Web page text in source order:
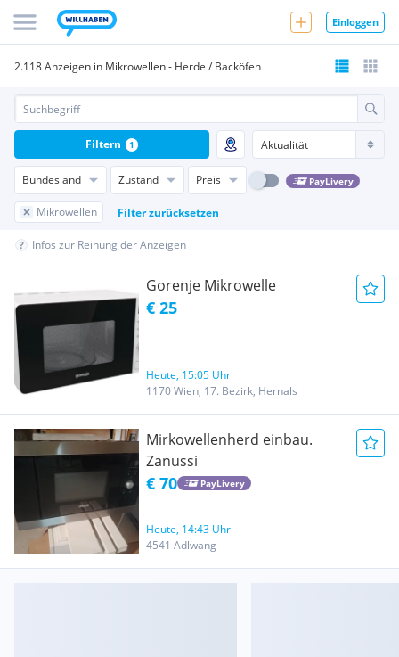
Einloggen
2.118 Anzeigen in Mikrowellen - Herde / Backöfen
Bundesland Zustand Preis PayLivery
Mikrowellen Filter zurücksetzen
Filtern 1
Infos zur Reihung der Anzeigen
Gorenje Mikrowelle
€ 25
Heute, 15:05 Uhr
1170 Wien, 17. Bezirk, Hernals
Mirkowellenherd einbau.
Zanussi
€ 70 PayLivery
Heute, 14:43 Uhr
4541 Adlwang